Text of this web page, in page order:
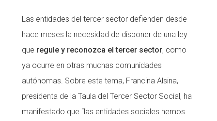
Las entidades del tercer sector defienden desde
hace meses la necesidad de disponer de una ley
que regule y reconozca el tercer sector, como
ya ocurre en otras muchas comunidades
autónomas. Sobre este tema, Francina Alsina,
presidenta de la Taula del Tercer Sector Social, ha
manifestado que “las entidades sociales hemos